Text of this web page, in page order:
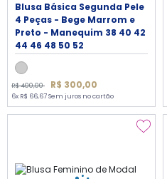
Blusa Básica Segunda Pele
4 Peças - Bege Marrom e
Preto - Manequim 38 40 42
44 46 48 50 52
R$ 400,00 R$ 300,00
6x R$ 66,67 Sem juros no cartão